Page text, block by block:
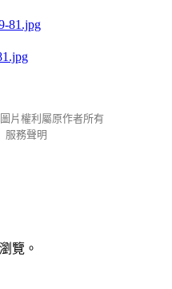
片權利屬原作者所有
服務聲明
覽。